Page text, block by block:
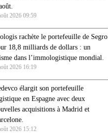
2026 09:59
rachète le portefeuille de Segro
18,8 milliards de dollars : un
dans l’immologistique mondial.
2026 16:19
élargit son portefeuille
en Espagne avec deux
acquisitions à Madrid et
2026 15:12